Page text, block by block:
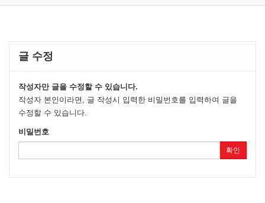
글 수정
작성자만 글을 수정할 수 있습니다.
작성자 본인이라면, 글 작성시 입력한 비밀번호를 입력하여 글을
수정할 수 있습니다.
비밀번호
확인